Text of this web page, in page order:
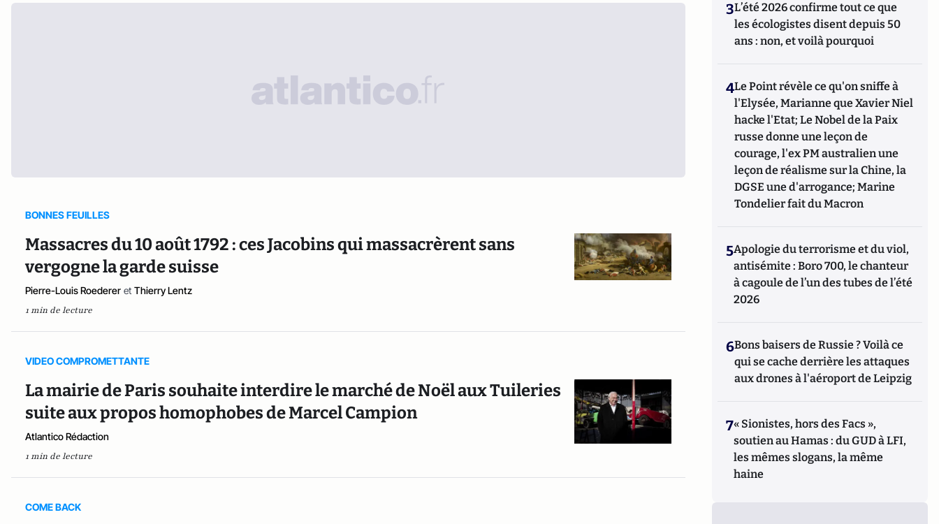
BONNES FEUILLES
Massacres du 10 août 1792 : ces Jacobins qui massacrèrent sans
vergogne la garde suisse
Pierre-Louis Roederer et Thierry Lentz
1 min de lecture
VIDEO COMPROMETTANTE
La mairie de Paris souhaite interdire le marché de Noël aux Tuileries
suite aux propos homophobes de Marcel Campion
Atlantico Rédaction
1 min de lecture
COME BACK
3L’été 2026 confirme tout ce que
les écologistes disent depuis 50
ans : non, et voilà pourquoi
4Le Point révèle ce qu'on sniffe à
l'Elysée, Marianne que Xavier Niel
hacke l'Etat; Le Nobel de la Paix
russe donne une leçon de
courage, l'ex PM australien une
leçon de réalisme sur la Chine, la
DGSE une d'arrogance; Marine
Tondelier fait du Macron
5Apologie du terrorisme et du viol,
antisémite : Boro 700, le chanteur
à cagoule de l’un des tubes de l’été
2026
6Bons baisers de Russie ? Voilà ce
qui se cache derrière les attaques
aux drones à l'aéroport de Leipzig
7« Sionistes, hors des Facs »,
soutien au Hamas : du GUD à LFI,
les mêmes slogans, la même
haine